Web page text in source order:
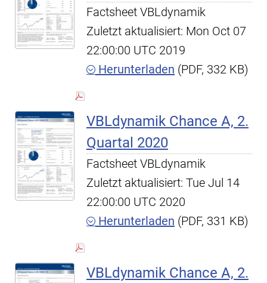
Factsheet VBLdynamik
Zuletzt aktualisiert: Mon Oct 07
22:00:00 UTC 2019
Herunterladen (PDF, 332 KB)
VBLdynamik Chance A, 2.
Quartal 2020
Factsheet VBLdynamik
Zuletzt aktualisiert: Tue Jul 14
22:00:00 UTC 2020
Herunterladen (PDF, 331 KB)
VBLdynamik Chance A, 2.